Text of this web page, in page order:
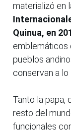
materializó en
Quinua, en 201
emblemáticos
pueblos
conservan a lo
Tanto la papa,
resto del
funcionales